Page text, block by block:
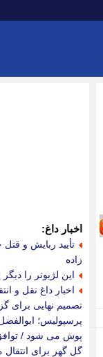
اخبار داغ:
تأیید ربایش و
زاده
این لژیونر را
اخبار داغ نقل و
تصمیم نهایی برای
پرسپولیس؛
پوش می شود /
گل گهر برای